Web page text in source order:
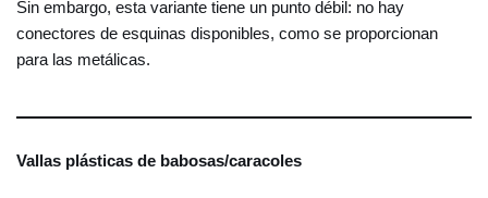
Sin embargo, esta variante tiene un punto débil: no hay
conectores de esquinas disponibles, como se proporcionan
para las metálicas.
Vallas plásticas de babosas/caracoles